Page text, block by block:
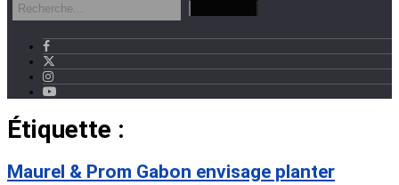
Étiquette :
Maurel & Prom Gabon envisage planter